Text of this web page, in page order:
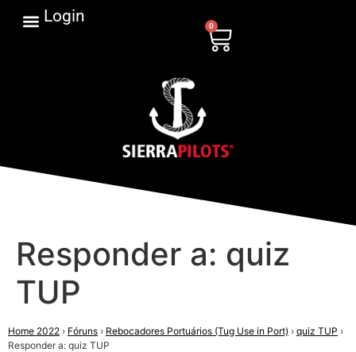
Login
0
Responder a: quiz
TUP
Home 2022 › Fóruns › Rebocadores Portuários (Tug Use in Port) › quiz TUP ›
Responder a: quiz TUP